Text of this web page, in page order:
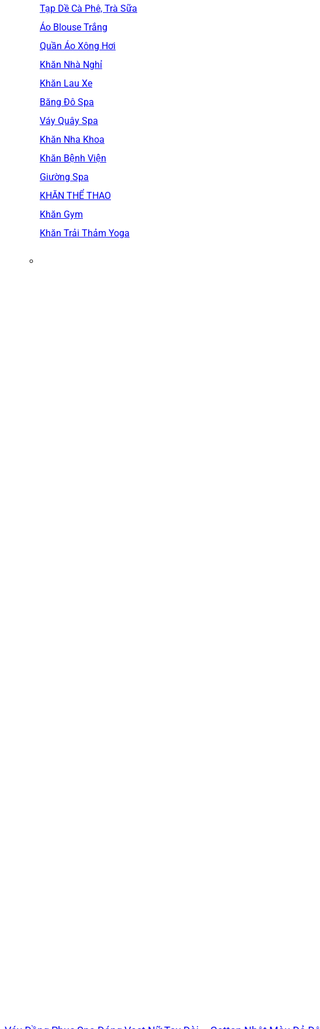
Tạp Dề Cà Phê, Trà Sữa
Áo Blouse Trắng
Quần Áo Xông Hơi
Khăn Nhà Nghỉ
Khăn Lau Xe
Băng Đô Spa
Váy Quây Spa
Khăn Nha Khoa
Khăn Bệnh Viện
Giường Spa
KHĂN THỂ THAO
Khăn Gym
Khăn Trải Thảm Yoga